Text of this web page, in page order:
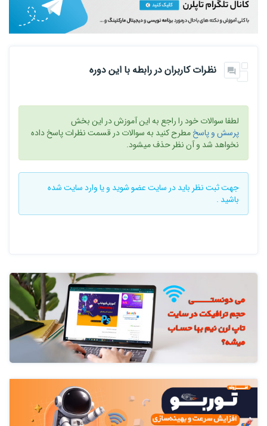
نظرات کاربران در رابطه با این دوره
لطفا سوالات خود را راجع به این آموزش در این بخش
پرسش و پاسخمطرح کنید به سوالات در قسمت نظرات پاسخ داده
نخواهد شد و آن نظر حذف میشود.
جهت ثبت نظر باید در سایتعضو شوید و یاوارد سایتشده
باشید .